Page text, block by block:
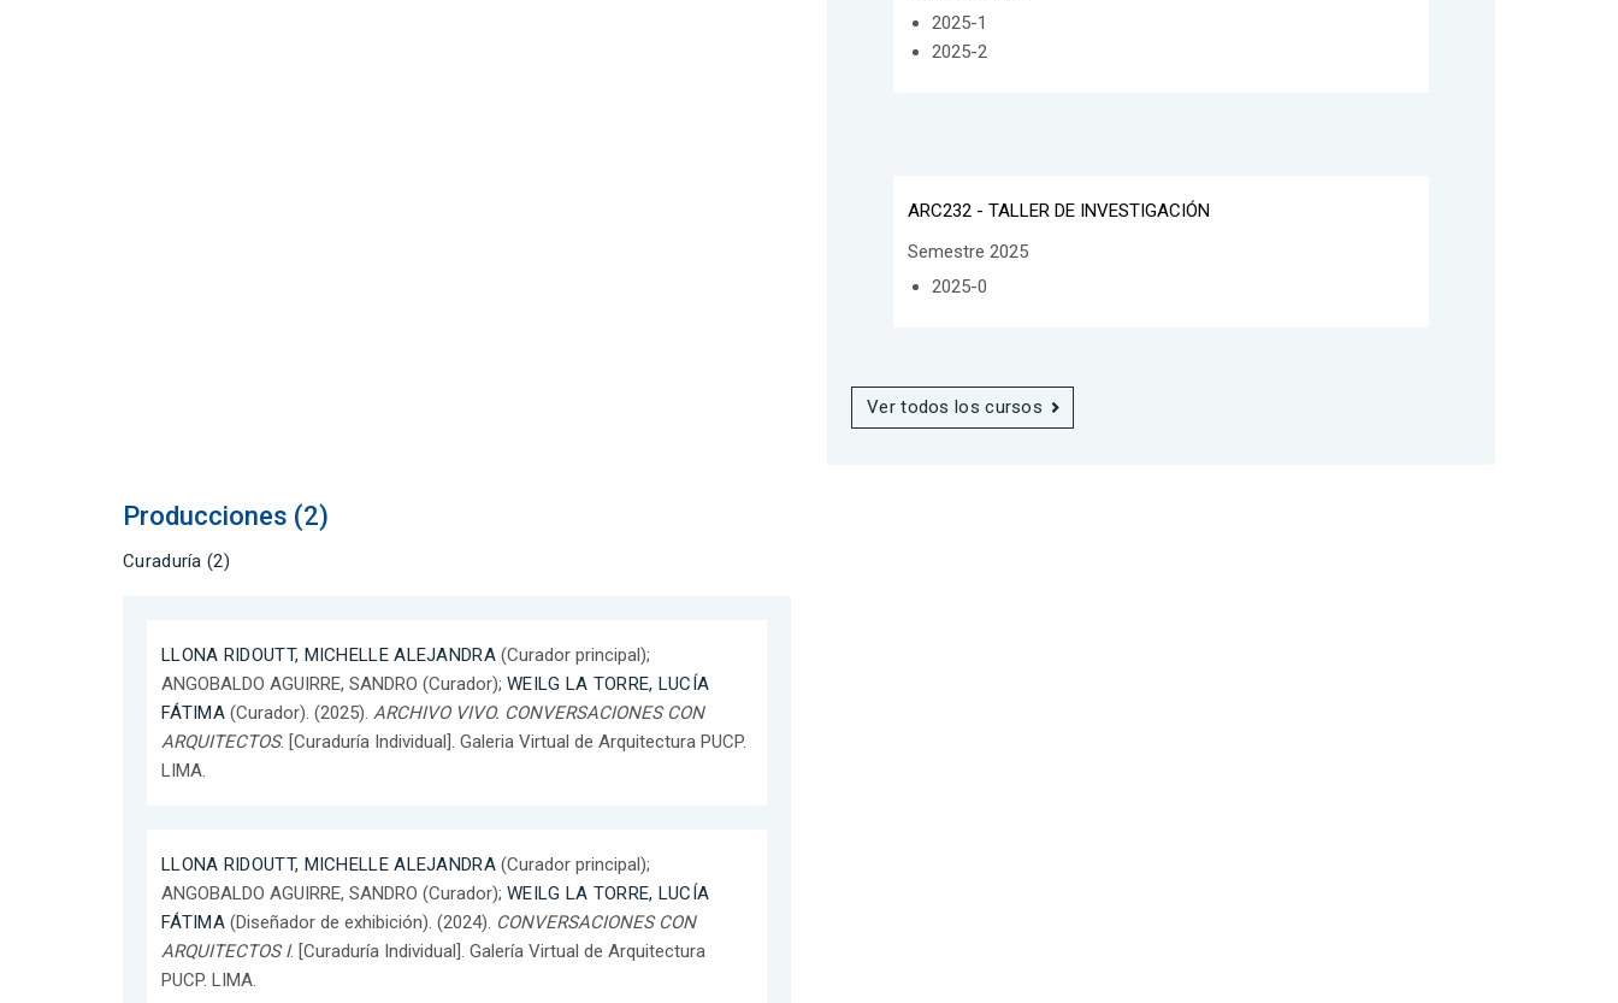
2025-1
2025-2
ARC232 - TALLER DE INVESTIGACIÓN
Semestre 2025
2025-0
Ver todos los cursos
Producciones (2)
Curaduría (2)
LLONA RIDOUTT, MICHELLE ALEJANDRA(Curador principal);
ANGOBALDO AGUIRRE, SANDRO (Curador); WEILG LA TORRE, LUCÍA
FÁTIMA(Curador). (2025). ARCHIVO VIVO. CONVERSACIONES CON
ARQUITECTOS. [Curaduría Individual]. Galeria Virtual de Arquitectura PUCP.
LIMA.
LLONA RIDOUTT, MICHELLE ALEJANDRA(Curador principal);
ANGOBALDO AGUIRRE, SANDRO (Curador); WEILG LA TORRE, LUCÍA
FÁTIMA(Diseñador de exhibición). (2024). CONVERSACIONES CON
ARQUITECTOS I. [Curaduría Individual]. Galería Virtual de Arquitectura
PUCP. LIMA.